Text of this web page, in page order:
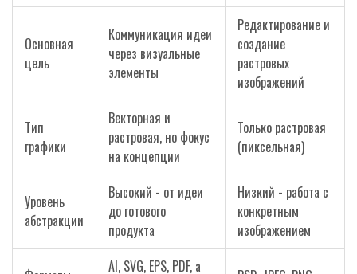
Основная
цель
Коммуникация идеи
через визуальные
элементы
Редактирование и
создание
растровых
изображений
Тип
графики
Векторная и
растровая, но фокус
на концепции
Только растровая
(пиксельная)
Уровень
абстракции
Высокий - от идеи
до готового
продукта
Низкий - работа с
конкретным
изображением
AI, SVG, EPS, PDF, а